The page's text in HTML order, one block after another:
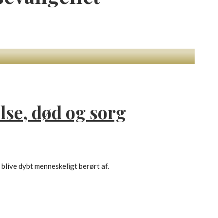
død og sorg
dybt menneskeligt berørt af.